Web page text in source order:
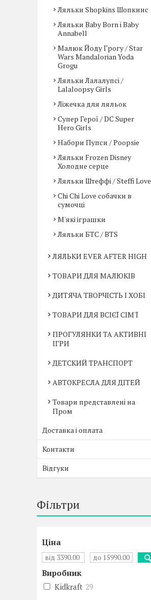
Ляльки Shopkins Шопкинс
Ляльки Baby Born і Baby
Annabell
Малюк Йоду Грогу / Star
Wars Mandalorian Yoda
Grogu
Ляльки Лалалупсі /
Lalaloopsy Girls
Ліжечка для ляльок
Супер Герої / DC Super
Hero Girls
Набори Пупси / Poopsie
Ляльки Frozen Disney
Холодне серце
Ляльки Штеффі / Steffi Love
Chi Chi Love собачки в
сумочці
М'які іграшки
Ляльки БТС / BTS
ЛЯЛЬКИ EVER AFTER HIGH
ТОВАРИ ДЛЯ МАЛЮКІВ
ДИТЯЧА ТВОРЧІСТЬ І ХОБІ
ТОВАРИ ДЛЯ ВСІЄЇ СІМ'Ї
ПРОГУЛЯНКИ ТА АКТИВНІ
ІГРИ
ДЕТСКИЙ ТРАНСПОРТ
АВТОКРЕСЛА ДЛЯ ДІТЕЙ
Товари представлені на
Пром
Доставка і оплата
Контакти
Відгуки
Фільтри
Ціна
Виробник
Kidkraft 29